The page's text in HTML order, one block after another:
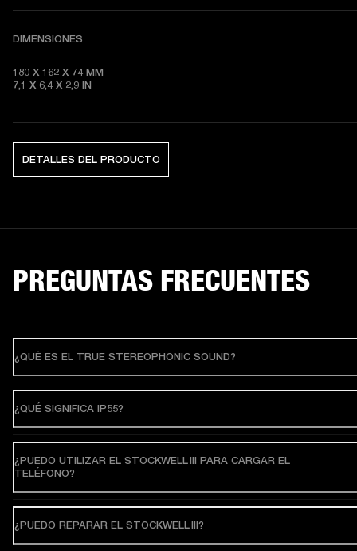
DIMENSIONES
180 X 162 X 74
7,1 X 6,4 X 2,9 IN
DETALLES DEL PRODUCTO
PREGUNTAS FRECUENTES
¿QUÉ ES EL TRUE STEREOPHONIC SOUND?
¿QUÉ SIGNIFICA IP55?
¿PUEDO UTILIZAR EL STOCKWELL III PARA CARGAR EL
TELÉFONO?
¿PUEDO REPARAR EL STOCKWELL III?